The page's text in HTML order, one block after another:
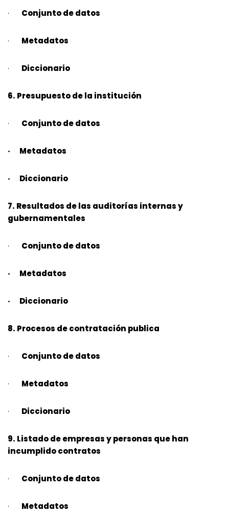
· Conjunto de datos
· Metadatos
· Diccionario
6. Presupuesto de la institución
· Conjunto de datos
· Metadatos
· Diccionario
7. Resultados de las auditorías internas y
gubernamentales
· Conjunto de datos
· Metadatos
· Diccionario
8. Procesos de contratación publica
· Conjunto de datos
· Metadatos
· Diccionario
9. Listado de empresas y personas que han
incumplido contratos
· Conjunto de datos
· Metadatos